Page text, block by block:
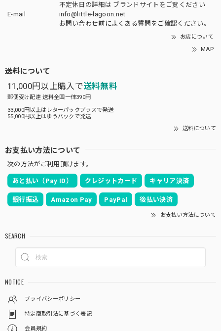
不定休日の詳細は ブランドサイト をご覧ください
E-mail
info@little-lagoon.net
お問い合わせ前によくある質問をご確認ください。
お店について
MAP
送料について
11,000円以上購入で送料無料
郵便受け配達 送料全国一律390円
33,000円以上はレターパックプラスで発送
55,000円以上はゆうパックで発送
送料について
お支払い方法について
次の方法がご利用頂けます。
あと払い（Pay ID） クレジットカード キャリア決済
銀行振込 Amazon Pay PayPal 後払い決済
お支払い方法について
SEARCH
NOTICE
プライバシーポリシー
特定商取引法に基づく表記
会員規約